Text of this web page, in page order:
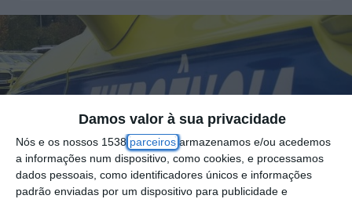
Damos valor à sua privacidade
Nós e os nossos 1538 parceiros armazenamos e/ou acedemos
a informações num dispositivo, como cookies, e processamos
dados pessoais, como identificadores únicos e informações
padrão enviadas por um dispositivo para publicidade e